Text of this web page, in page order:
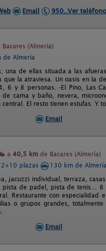
Email 950..Ver
Bacares (Almería)
de Almería
una de ellas situada a las
la atraviesa. Un oasis en la
y 8 personas. -El Pino, Las
cama y baño, nevera,
El resto tienen estufas. Y
Email
a 40,5 km de Bacares (Almería)
plazas 130 km de
jacuzzi individual, terraza,
pista de padel, pista de tenis...
Restaurante con especialidad
o grupos grandes, totalmente
Email